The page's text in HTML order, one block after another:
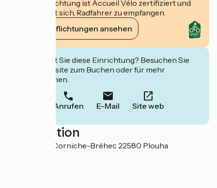
Diese Einrichtung ist Accueil Vélo zertifiziert und
verpflichtet sich, Radfahrer zu empfangen.
Ihre Verpflichtungen ansehen
Interessiert Sie diese Einrichtung? Besuchen Sie
deren Website zum Buchen oder für mehr
Informationen.
Anrufen E-Mail Site web
Localisation
5 route de la Corniche-Bréhec 22580 Plouha